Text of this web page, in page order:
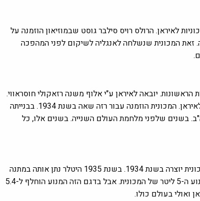
לאיראן. הרולס רויס ​​סילבר גוסט שבמוזיאון הוזמנה על
גבוהה לאותה תקופה. זאת המכונית שנשלחה לאנגליה לשיקום לפני המהפכה
יובאה לאיראן ע"י אלוף משנה רזאקולי חוסראווי.
רזאקולי עמד בראשבנק פהלווי והיה הנציג הבלעדי של יבוא פירס-ארו לאיראן. המכונית הוזמנה עבור רזה שאה בשנת 1934. בבנייתה
מארה"ב. בשנים שלפני מלחמת העולם השנייה. בשנים אלו, כל
מרצדס-בנץ K500 זו אחת המכוניות הנדירות במוזיאון והיקרה ביותר. המכונית יוצרה בשנת 1934. בשנת 1935 היטלר נתן אותה במתנה
לנסיך הכתר של איראן מוחמד רזא פהלווי. המספר 500 מציין את נפח מנוע ה-5 ליטר של המכונית. אבל בדגם הזה המנוע הוחלף ל-5.4
ואולי בעולם כולו.